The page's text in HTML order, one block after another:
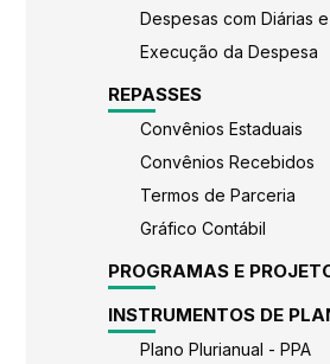
Despesas com Diárias
Execução da Despesa
REPASSES
Convênios Estaduais
Convênios Recebidos
Termos de Parceria
Gráfico Contábil
PROGRAMAS E
INSTRUMENTOS DE
Plano Plurianual - PPA